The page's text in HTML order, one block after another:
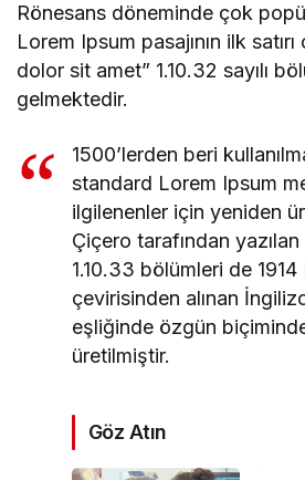
Rönesans döneminde çok
Lorem Ipsum pasajının ilk
dolor sit amet” 1.10.32 sayılı
gelmektedir.
1500’lerden beri
standard Lorem Ipsum
ilgilenenler için yeniden
Çiçero tarafından yazılan
1.10.33 bölümleri de
çevirisinden alınan
eşliğinde özgün
üretilmiştir.
Göz Atın